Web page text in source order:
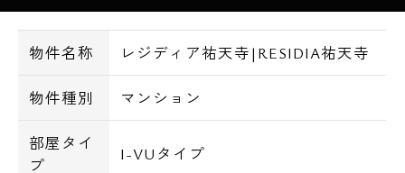
物件名称 レジディア祐天寺|RESIDIA祐天寺
物件種別 マンション
部屋タイ
プ
I-VUタイプ